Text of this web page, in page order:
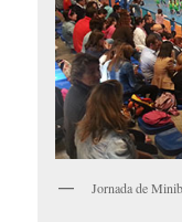
Jornada de